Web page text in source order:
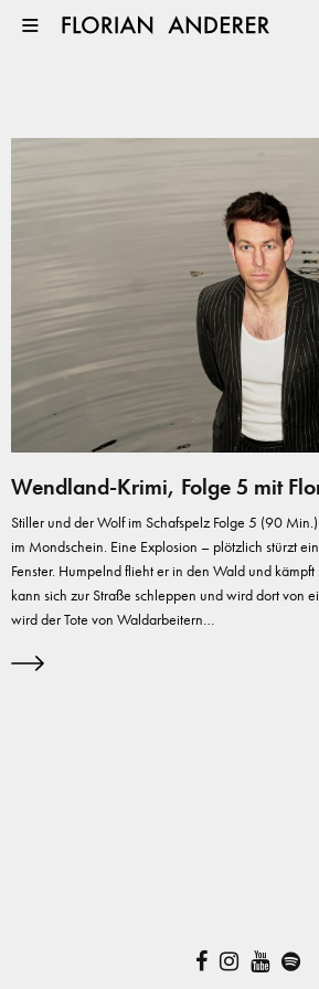
Wendland-Krimi, Folge 5 mit
Stiller und der Wolf im Schafspelz Folge 5 (90
im Mondschein. Eine Explosion – plötzlich stürzt
Fenster. Humpelnd flieht er in den Wald und
kann sich zur Straße schleppen und wird dort von
wird der Tote von Waldarbeitern…